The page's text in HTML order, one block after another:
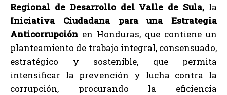
Regional de Desarrollo del Valle de Sula, la
Iniciativa Ciudadana para una Estrategia
Anticorrupción en Honduras, que contiene un
planteamiento de trabajo integral, consensuado,
estratégico y sostenible, que permita
intensificar la prevención y lucha contra la
corrupción, procurando la eficiencia